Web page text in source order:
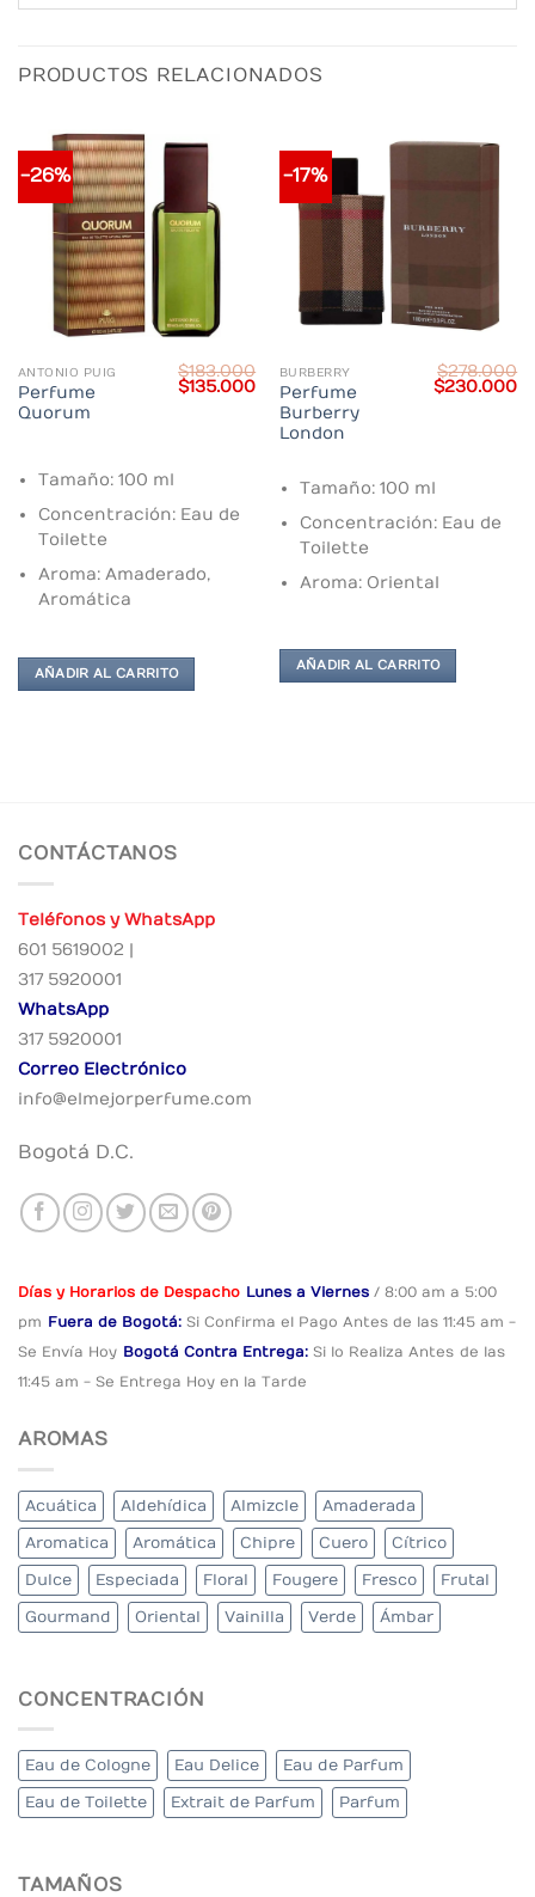
PRODUCTOS RELACIONADOS
-26%
ANTONIO PUIG
Perfume
Quorum
$183.000
Original
$135.000Current
price
$135.000.
Tamaño: 100 ml
Concentración: Eau de
Toilette
Aroma: Amaderado,
Aromática
AÑADIR AL CARRITO
-17%
BURBERRY
Perfume
Burberry
London
$278.000
Original
$230.000
Tamaño: 100 ml
Concentración: Eau de
Toilette
Aroma: Oriental
AÑADIR AL CARRITO
CONTÁCTANOS
Teléfonos y WhatsApp
601 5619002 |
317 5920001
WhatsApp
317 5920001
Correo Electrónico
info@elmejorperfume.com
Bogotá D.C.
Días y Horarios de Despacho Lunes a Viernes / 8:00 am a 5:00
pm Fuera de Bogotá: Si Confirma el Pago Antes de las 11:45 am -
Se Envía Hoy Bogotá Contra Entrega: Si lo Realiza Antes de las
11:45 am - Se Entrega Hoy en la Tarde
AROMAS
Acuática Aldehídica Almizcle Amaderada
Aromatica Aromática Chipre Cuero Cítrico
Dulce Especiada Floral Fougere Fresco Frutal
Gourmand Oriental Vainilla Verde Ámbar
CONCENTRACIÓN
Eau de Cologne Eau Delice Eau de Parfum
Eau de Toilette Extrait de Parfum Parfum
TAMAÑOS